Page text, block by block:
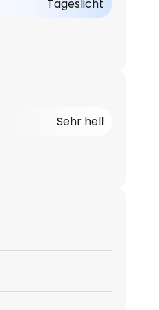
Tageslicht
Sehr hell